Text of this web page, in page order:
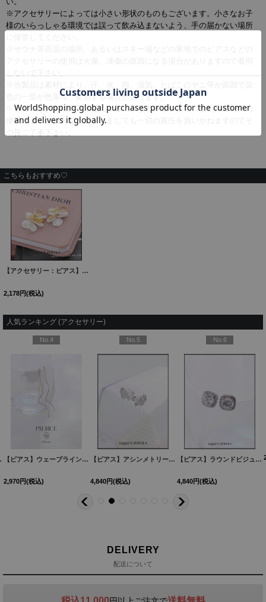
※アクセサリーによっては小さい形状のものもございます。小さなお子
様のいらっしゃる環境では誤って飲み込まないよう、手の届かない場所
色の一部が色落ち、変色する場合があります。
※当店ではお客様の不注意によるいかなる事故や損害、また用途以外の
使用方法での損害などが生じましても一切の責任を負いかねますのでそ
こちらもおすすめ♡
【アクセサリー：ピアス】フラワーモチーフピアス【Fサイズ/1カラー】[YMT]
2,178円(税込)
人気ランキング (アクセサリー)
1]
[NE355-260528-1]
】[OF02] [NE337-260530-1]
No.4
【ピアス】ウェーブラインロングピアス【Fサイズ/1カラー】 [MG-PI402-GD-F ]
2,970円(税込)
No.5
【ピアス】アシンメトリーバタフライビジューピアス【Fサイズ/1カラー】[OF02]
4,840円(税込)
No.6
【ピアス】ラウンドビジュースクエアピアス【Fサイズ/1カラー】[OF02]
4,840円(税込)
DELIVERY
配送について